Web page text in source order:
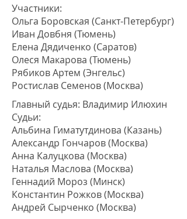
Участники:
Ольга Боровская (Санкт-Петербург)
Иван Довбня (Тюмень)
Елена Дядиченко (Саратов)
Олеся Макарова (Тюмень)
Рябиков Артем (Энгельс)
Ростислав Семенов (Москва)
Главный судья: Владимир Илюхин
Судьи:
Альбина Гиматутдинова (Казань)
Александр Гончаров (Москва)
Анна Калуцкова (Москва)
Наталья Маслова (Москва)
Геннадий Мороз (Минск)
Константин Рожков (Москва)
Андрей Сырченко (Москва)